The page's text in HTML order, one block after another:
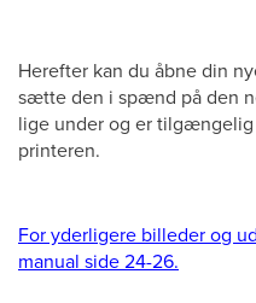
Herefter kan du åbne din
sætte den i spænd på den
lige under og er
printeren.
For yderligere billeder og
manual side 24-26.